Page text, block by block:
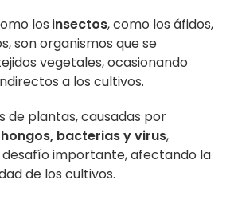
los insectos, como los áfidos,
son organismos que se
vegetales, ocasionando
a los cultivos.
de plantas, causadas por
hongos, bacterias y virus,
importante, afectando la
de los cultivos.